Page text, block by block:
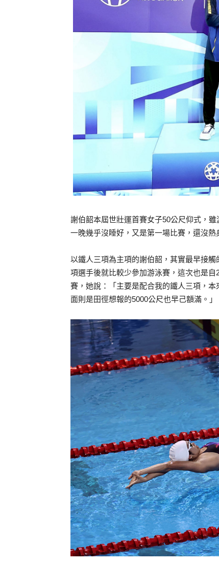
謝伯韶本屆世壯運首賽女子50公尺仰式，
一晚幾乎沒睡好，又是第一場比賽，還沒熱
以鐵人三項為主項的謝伯韶，其實最早接
項選手後就比較少參加游泳賽，這次也是
賽，她說：「主要是配合我的鐵人三項，
面則是田徑想報的5000公尺也早己額滿。」